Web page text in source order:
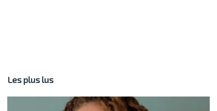
Les plus lus